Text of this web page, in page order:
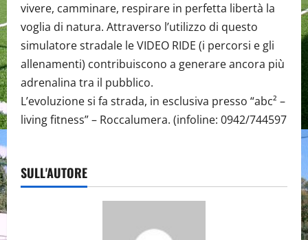
vivere, camminare, respirare in perfetta libertà la
voglia di natura. Attraverso l’utilizzo di questo
simulatore stradale le VIDEO RIDE (i percorsi e gli
allenamenti) contribuiscono a generare ancora più
adrenalina tra il pubblico.
L’evoluzione si fa strada, in esclusiva presso “abc² –
living fitness” – Roccalumera. (infoline: 0942/744597
SULL'AUTORE